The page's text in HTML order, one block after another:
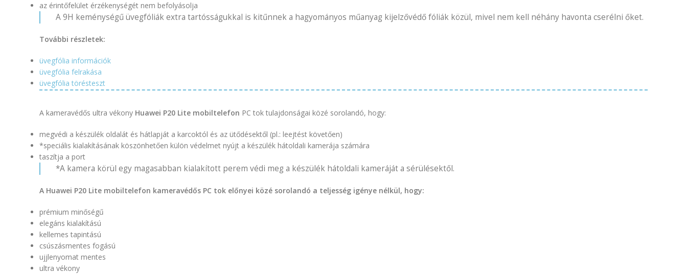
az érintőfelület érzékenységét nem befolyásolja
A 9H keménységű üvegfóliák extra tartósságukkal is kitűnnek a hagyományos műanyag kijelzővédő fóliák közül, mivel nem kell néhány havonta cserélni őket.
További részletek:
üvegfólia információk
üvegfólia felrakása
üvegfólia törésteszt
A kameravédős ultra vékony Huawei P20 Lite mobiltelefon PC tok tulajdonságai közé sorolandó, hogy:
megvédi a készülék oldalát és hátlapját a karcoktól és az ütődésektől (pl.: leejtést követően)
*speciális kialakításának köszönhetően külön védelmet nyújt a készülék hátoldali kamerája számára
taszítja a port
*A kamera körül egy magasabban kialakított perem védi meg a készülék hátoldali kameráját a sérülésektől.
A Huawei P20 Lite mobiltelefon kameravédős PC tok előnyei közé sorolandó a teljesség igénye nélkül, hogy:
prémium minőségű
elegáns kialakítású
kellemes tapintású
csúszásmentes fogású
ujjlenyomat mentes
ultra vékony